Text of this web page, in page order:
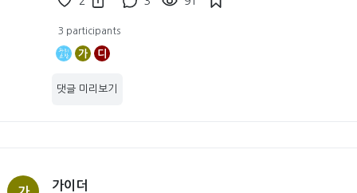
3 participants
가 디
댓글 미리보기
가이더